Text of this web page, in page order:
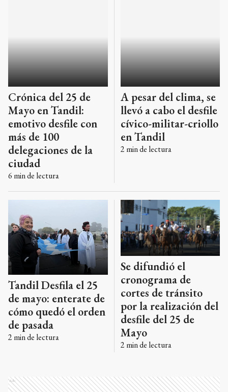
Crónica del 25 de
Mayo en Tandil:
emotivo desfile con
más de 100
delegaciones de la
ciudad
min de lectura
A pesar del clima, se
llevó a cabo el desfile
cívico-militar-criollo
en Tandil
2min de lectura
Tandil Desfila el 25
de mayo: enterate de
cómo quedó el orden
de pasada
2min de lectura
Se difundió el
cronograma de
cortes de tránsito
por la realización del
desfile del 25 de
Mayo
min de lectura
Ads